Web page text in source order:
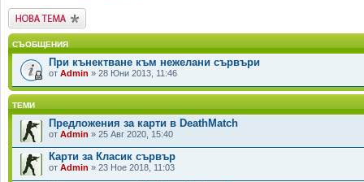
Публикувай нова
тема
СЪОБЩЕНИЯ
При кънектване към нежелани сървъри
от Admin » 28 Юни 2013, 11:46
ТЕМИ
Предложения за карти в DeathMatch
от Admin » 25 Авг 2020, 15:40
Карти за Класик сървър
от Admin » 23 Ное 2018, 11:03